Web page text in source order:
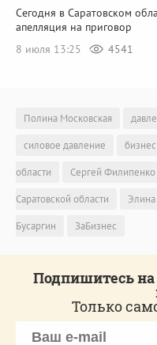
Сегодня в Саратовском
апелляция на приговор
8 июля 13:25
4541
Полина Московская
силовое давление
области
Сергей Филипенко
Саратовской области
Бусаргин
ЗаБизнес
Подпишитесь
Только